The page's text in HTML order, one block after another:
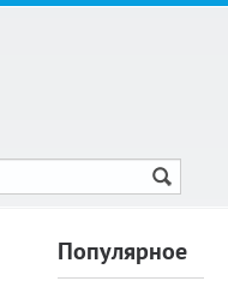
Популярное